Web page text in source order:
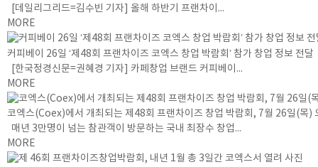
[데일리그리드=김수빈 기자] 올해 하반기 프랜차이...
MORE
커피베이 26일 ‘제48회 프랜차이즈 코엑스 창업 박람회’ 참가 창업 정보 전달
[한국정경신문=권혜경 기자] 카페창업 브랜드 커피베이...
MORE
코엑스(Coex)에서 개최되는 제48회 프랜차이즈 창업 박람회, 7월 26일(목)
매년 3만명이 넘는 참관객이 방문하는 국내 최장수 창업...
MORE